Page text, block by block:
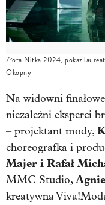
Złota Nitka 2024, pokaz
Okopny
Na widowni
niezależni eksperci
– projektant mody,
choreografka i
Majer i Rafał
MMC Studio,
kreatywna